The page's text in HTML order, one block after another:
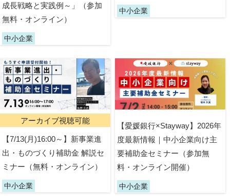
成長戦略と実践例～」（参加
無料・オンライン）
中小企業
中小企業
アーカイブ視聴可能
【7/13(月)16:00～】新事業進
出・ものづくり補助金 解説セ
ミナー（無料・オンライン）
中小企業
【愛媛銀行×Stayway】2026年
度最新情報｜中小企業向け主
要補助金セミナー（参加無
料・オンライン開催）
中小企業